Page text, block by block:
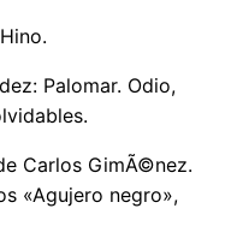
Palomar. Odio,
Carlos GimÃ©nez.
«Agujero negro»,